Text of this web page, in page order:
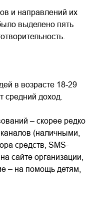
и направлений их
выделено пять
в возрасте 18-29
средний доход.
– скорее редко
(наличными,
средств, SMS-
сайте организации,
– на помощь детям,